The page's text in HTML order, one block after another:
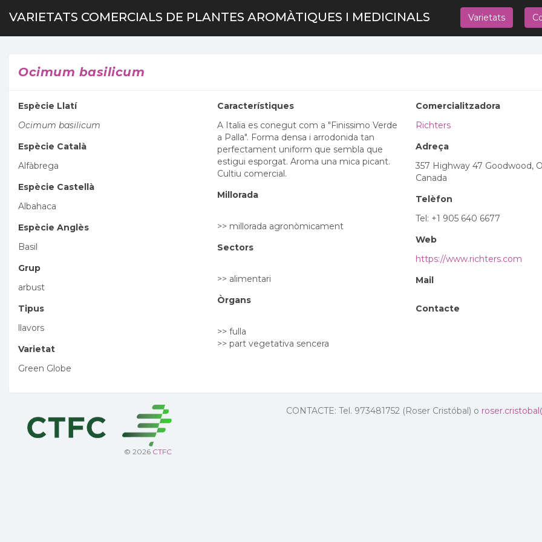
VARIETATS COMERCIALS DE PLANTES AROMÀTIQUES I MEDICINALS Varietats
Ocimum basilicum
Espècie Llatí
Ocimum basilicum
Espècie Català
Alfàbrega
Espècie Castellà
Albahaca
Espècie Anglès
Basil
Grup
arbust
Tipus
llavors
Varietat
Green Globe
Característiques
A Italia es conegut com a "Finissimo Verde
a Palla". Forma densa i arrodonida tan
perfectament uniform que sembla que
estigui esporgat. Aroma una mica picant.
Cultiu comercial.
Millorada
>> millorada agronòmicament
Sectors
>> alimentari
Òrgans
>> fulla
>> part vegetativa sencera
Comercialitzadora
Richters
Adreça
357 Highway 47 Goodwood,
Canada
Telèfon
Tel: +1 905 640 6677
Web
https://www.richters.com
Mail
Contacte
© 2026 CTFC
CONTACTE: Tel. 973481752 (Roser Cristóbal) o